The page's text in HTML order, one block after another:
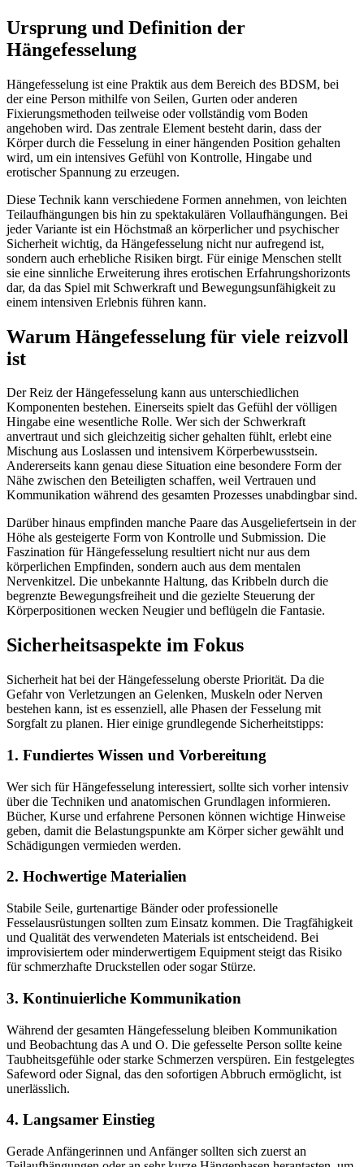
Ursprung und Definition der
Hängefesselung
Hängefesselung ist eine Praktik aus dem Bereich des BDSM, bei
der eine Person mithilfe von Seilen, Gurten oder anderen
Fixierungsmethoden teilweise oder vollständig vom Boden
angehoben wird. Das zentrale Element besteht darin, dass der
Körper durch die Fesselung in einer hängenden Position gehalten
wird, um ein intensives Gefühl von Kontrolle, Hingabe und
erotischer Spannung zu erzeugen.
Diese Technik kann verschiedene Formen annehmen, von leichten
Teilaufhängungen bis hin zu spektakulären Vollaufhängungen. Bei
jeder Variante ist ein Höchstmaß an körperlicher und psychischer
Sicherheit wichtig, da Hängefesselung nicht nur aufregend ist,
sondern auch erhebliche Risiken birgt. Für einige Menschen stellt
sie eine sinnliche Erweiterung ihres erotischen Erfahrungshorizonts
dar, da das Spiel mit Schwerkraft und Bewegungsunfähigkeit zu
einem intensiven Erlebnis führen kann.
Warum Hängefesselung für viele reizvoll
ist
Der Reiz der Hängefesselung kann aus unterschiedlichen
Komponenten bestehen. Einerseits spielt das Gefühl der völligen
Hingabe eine wesentliche Rolle. Wer sich der Schwerkraft
anvertraut und sich gleichzeitig sicher gehalten fühlt, erlebt eine
Mischung aus Loslassen und intensivem Körperbewusstsein.
Andererseits kann genau diese Situation eine besondere Form der
Nähe zwischen den Beteiligten schaffen, weil Vertrauen und
Kommunikation während des gesamten Prozesses unabdingbar sind.
Darüber hinaus empfinden manche Paare das Ausgeliefertsein in der
Höhe als gesteigerte Form von Kontrolle und Submission. Die
Faszination für Hängefesselung resultiert nicht nur aus dem
körperlichen Empfinden, sondern auch aus dem mentalen
Nervenkitzel. Die unbekannte Haltung, das Kribbeln durch die
begrenzte Bewegungsfreiheit und die gezielte Steuerung der
Körperpositionen wecken Neugier und beflügeln die Fantasie.
Sicherheitsaspekte im Fokus
Sicherheit hat bei der Hängefesselung oberste Priorität. Da die
Gefahr von Verletzungen an Gelenken, Muskeln oder Nerven
bestehen kann, ist es essenziell, alle Phasen der Fesselung mit
Sorgfalt zu planen. Hier einige grundlegende Sicherheitstipps:
1. Fundiertes Wissen und Vorbereitung
Wer sich für Hängefesselung interessiert, sollte sich vorher intensiv
über die Techniken und anatomischen Grundlagen informieren.
Bücher, Kurse und erfahrene Personen können wichtige Hinweise
geben, damit die Belastungspunkte am Körper sicher gewählt und
Schädigungen vermieden werden.
2. Hochwertige Materialien
Stabile Seile, gurtenartige Bänder oder professionelle
Fesselausrüstungen sollten zum Einsatz kommen. Die Tragfähigkeit
und Qualität des verwendeten Materials ist entscheidend. Bei
improvisiertem oder minderwertigem Equipment steigt das Risiko
für schmerzhafte Druckstellen oder sogar Stürze.
3. Kontinuierliche Kommunikation
Während der gesamten Hängefesselung bleiben Kommunikation
und Beobachtung das A und O. Die gefesselte Person sollte keine
Taubheitsgefühle oder starke Schmerzen verspüren. Ein festgelegtes
Safeword oder Signal, das den sofortigen Abbruch ermöglicht, ist
unerlässlich.
4. Langsamer Einstieg
Gerade Anfängerinnen und Anfänger sollten sich zuerst an